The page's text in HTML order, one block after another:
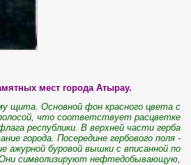
мест города Атырау.
щита. Основной фон красного цвета с
что соответствует расцветке
республики. В верхней части герба
города. Посередине гербового поля -
ажурной буровой вышки с вписанной по
Они символизируют нефтедобывающую,